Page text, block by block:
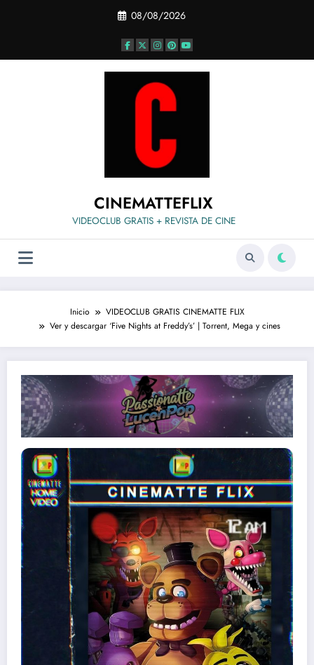
08/08/2026
CINEMATTEFLIX
VIDEOCLUB GRATIS + REVISTA DE CINE
Inicio
VIDEOCLUB GRATIS CINEMATTE FLIX
Ver y descargar ‘Five Nights at Freddy’s’ | Torrent, Mega y cines